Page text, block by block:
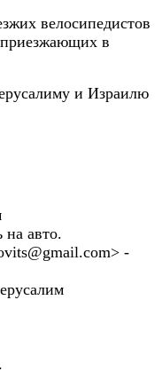
велосипедистов
приезжающих в
и Израилю
авто.
-